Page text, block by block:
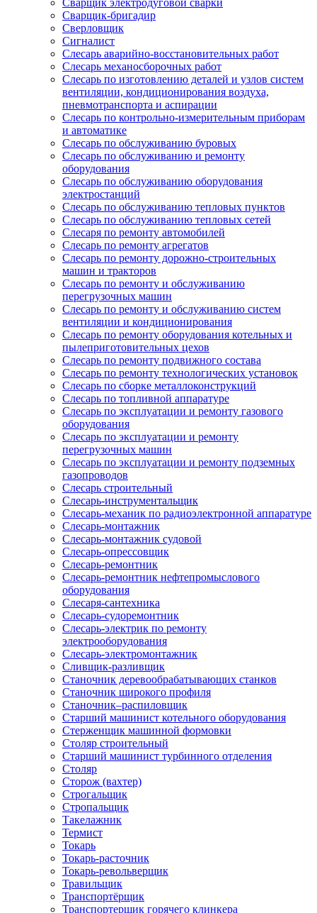
Сварщик электродуговой сварки
Сварщик-бригадир
Сверловщик
Сигналист
Слесарь аварийно-восстановительных работ
Слесарь механосборочных работ
Слесарь по изготовлению деталей и узлов систем
вентиляции, кондиционирования воздуха,
пневмотранспорта и аспирации
Слесарь по контрольно-измерительным приборам
и автоматике
Слесарь по обслуживанию буровых
Слесарь по обслуживанию и ремонту
оборудования
Слесарь по обслуживанию оборудования
электростанций
Слесарь по обслуживанию тепловых пунктов
Слесарь по обслуживанию тепловых сетей
Слесаря по ремонту автомобилей
Слесарь по ремонту агрегатов
Слесарь по ремонту дорожно-строительных
машин и тракторов
Слесарь по ремонту и обслуживанию
перегрузочных машин
Слесарь по ремонту и обслуживанию систем
вентиляции и кондиционирования
Слесарь по ремонту оборудования котельных и
пылеприготовительных цехов
Слесарь по ремонту подвижного состава
Слесарь по ремонту технологических установок
Слесарь по сборке металлоконструкций
Слесарь по топливной аппаратуре
Слесарь по эксплуатации и ремонту газового
оборудования
Слесарь по эксплуатации и ремонту
перегрузочных машин
Слесарь по эксплуатации и ремонту подземных
газопроводов
Слесарь строительный
Слесарь-инструментальщик
Слесарь-механик по радиоэлектронной аппаратуре
Слесарь-монтажник
Слесарь-монтажник судовой
Слесарь-опрессовщик
Слесарь-ремонтник
Слесарь-ремонтник нефтепромыслового
оборудования
Слесаря-сантехника
Слесарь-судоремонтник
Слесарь-электрик по ремонту
электрооборудования
Слесарь-электромонтажник
Сливщик-разливщик
Станочник деревообрабатывающих станков
Станочник широкого профиля
Станочник–распиловщик
Старший машинист котельного оборудования
Стерженщик машинной формовки
Столяр строительный
Старший машинист турбинного отделения
Столяр
Сторож (вахтер)
Строгальщик
Стропальщик
Такелажник
Термист
Токарь
Токарь-расточник
Токарь-револьверщик
Травильщик
Транспортёрщик
Транспортерщик горячего клинкера